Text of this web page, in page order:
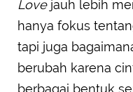
Lovejauh lebih
hanya fokus
tapi juga
berubah karena
berbagai bentuk